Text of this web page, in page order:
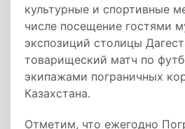
культурные и спортивные
числе посещение гостями
экспозиций столицы
товарищеский матч по
экипажами пограничных
Казахстана.
Отметим, что ежегодно